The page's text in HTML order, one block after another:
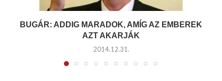
BUGÁR: ADDIG MARADOK, AMÍG AZ EMBEREK
AZT AKARJÁK
2014.12.31.